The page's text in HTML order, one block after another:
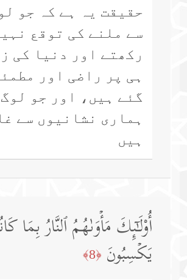
حقیقت یہ ہے کہ جو
سے ملنے کی توقع
رکھتے اور دنیا کی
ہی پر راضی اور
گئے ہیں، اور جو لوگ
ہماری نشانیوں سے
ہیں
أُو۟لَـٰۤىِٕكَ مَأۡوَىٰهُمُ ٱلنَّارُ بِمَا
یَكۡسِبُونَ ﴿8﴾